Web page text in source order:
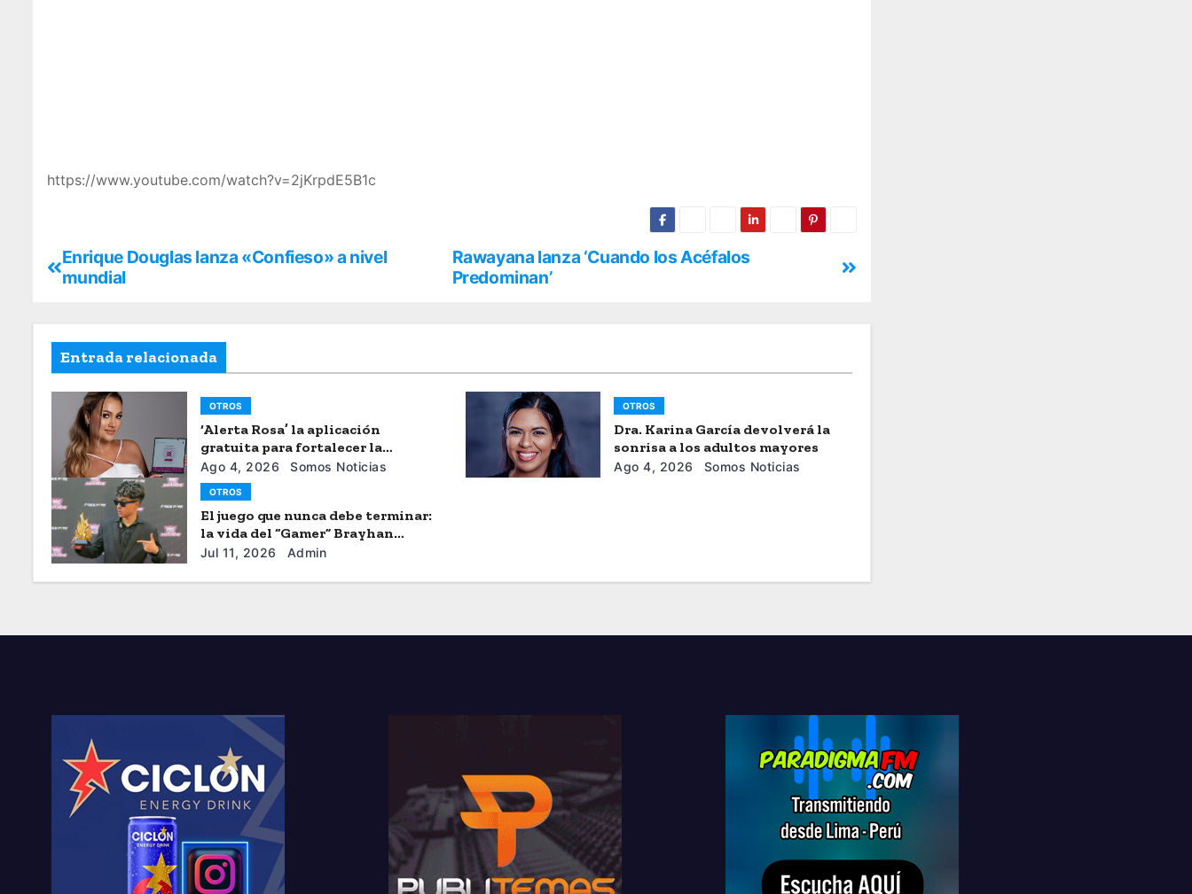
https://www.youtube.com/watch?v=2jKrpdE5B1c
Rawayana lanza ‘Cuando los Acéfalos
Predominan’
Enrique Douglas lanza «Confieso» a nivel
mundial
Entrada relacionada
OTROS
‘Alerta Rosa’ la aplicación
gratuita para fortalecer la
seguiridad de las mujeres
Ago 4, 2026 Somos Noticias
OTROS
Dra. Karina García devolverá la
sonrisa a los adultos mayores
Ago 4, 2026 Somos Noticias
OTROS
El juego que nunca debe terminar:
la vida del “Gamer” Brayhan
Crazzy
Jul 11, 2026 Admin